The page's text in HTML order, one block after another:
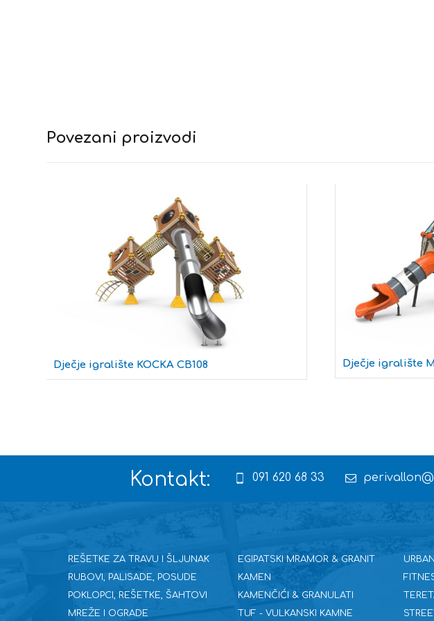
Povezani proizvodi
Dječje igralište KOCKA CB108 Dječje igralište
Kontakt: 091 620 68 33
REŠETKE ZA TRAVU I ŠLJUNAK
RUBOVI, PALISADE, POSUDE
POKLOPCI, REŠETKE, ŠAHTOVI
MREŽE I OGRADE
EGIPATSKI MRAMOR & GRANIT
KAMEN
KAMENČIĆI & GRANULATI
TUF - VULKANSKI KAMNE